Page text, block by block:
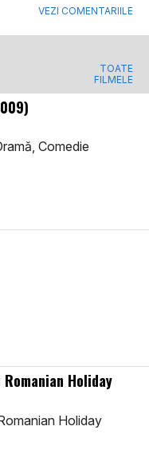
VEZI COMENTARIILE
TOATE
FILMELE
Comedie
Holiday
Holiday